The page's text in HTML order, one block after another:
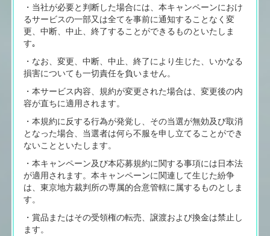
・当社が必要と判断した場合には、本キャンペーンにおけ
るサービスの一部又は全てを事前に通知することなく変
更、中断、中止、終了することができるものといたしま
す｡
・なお、変更、中断、中止、終了により生じた、いかなる
損害についても一切責任を負いません。
・本サービス内容、規約が変更された場合は、変更後の内
容が直ちに適用されます。
・本規約に反する行為が発覚し、その当選が無効及び取消
となった場合、当選者は何ら不服を申し立てることができ
ないことといたします。
・本キャンペーン及び本応募規約に関する事項には日本法
が適用されます。本キャンペーンに関連して生じた紛争
は、東京地方裁判所の専属的合意管轄に属するものとしま
す。
・賞品またはその受領権の転売、譲渡および換金は禁止し
ます。